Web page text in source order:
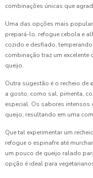
combinações únicas que
Uma das opções mais
prepará-lo, refogue cebola e
cozido e desfiado,
combinação traz um
queijo.
Outra sugestão é o recheio de
a gosto, como sal, pimenta,
especial. Os sabores intensos
queijo, resultando em uma
Que tal experimentar um
refogue o espinafre até
um pouco de queijo ralado
opção é ideal para